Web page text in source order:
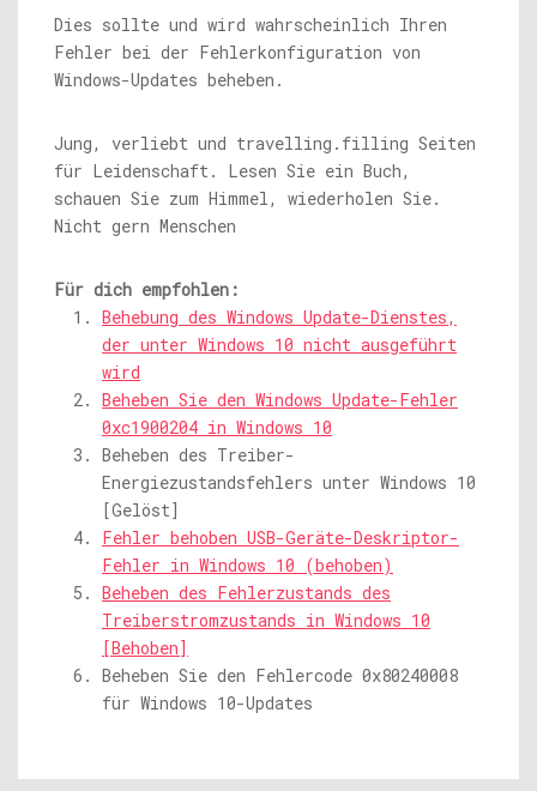
Dies sollte und wird wahrscheinlich Ihren
Fehler bei der Fehlerkonfiguration von
Windows-Updates beheben.
Jung, verliebt und travelling.filling Seiten
für Leidenschaft. Lesen Sie ein Buch,
schauen Sie zum Himmel, wiederholen Sie.
Nicht gern Menschen
Für dich empfohlen:
Behebung des Windows Update-Dienstes,
der unter Windows 10 nicht ausgeführt
wird
Beheben Sie den Windows Update-Fehler
0xc1900204 in Windows 10
Beheben des Treiber-
Energiezustandsfehlers unter Windows 10
[Gelöst]
Fehler behoben USB-Geräte-Deskriptor-
Fehler in Windows 10 (behoben)
Beheben des Fehlerzustands des
Treiberstromzustands in Windows 10
[Behoben]
Beheben Sie den Fehlercode 0x80240008
für Windows 10-Updates